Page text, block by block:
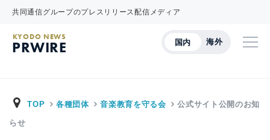
共同通信グループのプレスリリース配信メディア
国内 海外
KYODO NEWS
PRWIRE
TOP 各種団体 音楽教育を守る会 公式サイト公開のお知
らせ